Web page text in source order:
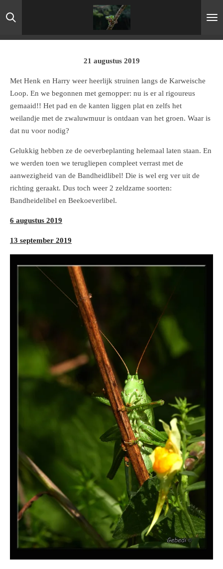
Ga
direct
21 augustus 2019
Met Henk en Harry weer heerlijk struinen langs de Karweische
Loop. En we begonnen met gemopper: nu is er al rigoureus
gemaaid!! Het pad en de kanten liggen plat en zelfs het
weilandje met de zwaluwmuur is ontdaan van het groen. Waar is
dat nu voor nodig?
Gelukkig hebben ze de oeverbeplanting helemaal laten staan. En
we werden toen we terugliepen compleet verrast met de
aanwezigheid van de Bandheidlibel! Die is wel erg ver uit de
richting geraakt. Dus toch weer 2 zeldzame soorten:
Bandheidelibel en Beekoeverlibel.
6 augustus 2019
13 september 2019